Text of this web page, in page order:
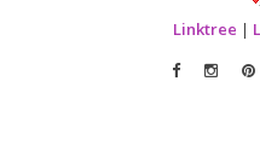
Linktree |